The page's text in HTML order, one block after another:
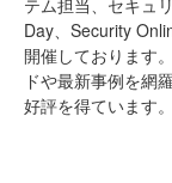
テム担当、セキュ
Day、Security
開催しております
ドや最新事例を網
好評を得ています。